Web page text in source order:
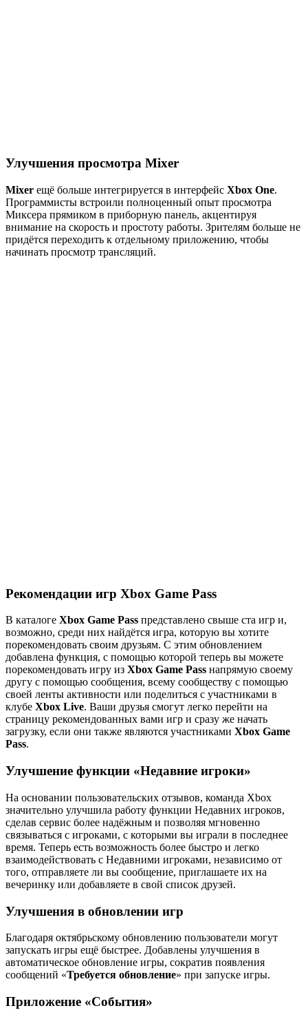
Улучшения просмотра Mixer
Mixer ещё больше интегрируется в интерфейс Xbox One.
Программисты встроили полноценный опыт просмотра
Миксера прямиком в приборную панель, акцентируя
внимание на скорость и простоту работы. Зрителям больше не
придётся переходить к отдельному приложению, чтобы
начинать просмотр трансляций.
Рекомендации игр Xbox Game Pass
В каталоге Xbox Game Pass представлено свыше ста игр и,
возможно, среди них найдётся игра, которую вы хотите
порекомендовать своим друзьям. С этим обновлением
добавлена функция, с помощью которой теперь вы можете
порекомендовать игру из Xbox Game Pass напрямую своему
другу с помощью сообщения, всему сообществу с помощью
своей ленты активности или поделиться с участниками в
клубе Xbox Live. Ваши друзья смогут легко перейти на
страницу рекомендованных вами игр и сразу же начать
загрузку, если они также являются участниками Xbox Game
Pass.
Улучшение функции «Недавние игроки»
На основании пользовательских отзывов, команда Xbox
значительно улучшила работу функции Недавних игроков,
сделав сервис более надёжным и позволяя мгновенно
связываться с игроками, с которыми вы играли в последнее
время. Теперь есть возможность более быстро и легко
взаимодействовать с Недавними игроками, независимо от
того, отправляете ли вы сообщение, приглашаете их на
вечеринку или добавляете в свой список друзей.
Улучшения в обновлении игр
Благодаря октябрьскому обновлению пользователи могут
запускать игры ещё быстрее. Добавлены улучшения в
автоматическое обновление игры, сократив появления
сообщений «Требуется обновление» при запуске игры.
Приложение «События»